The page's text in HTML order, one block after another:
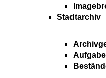
Stadtarchiv